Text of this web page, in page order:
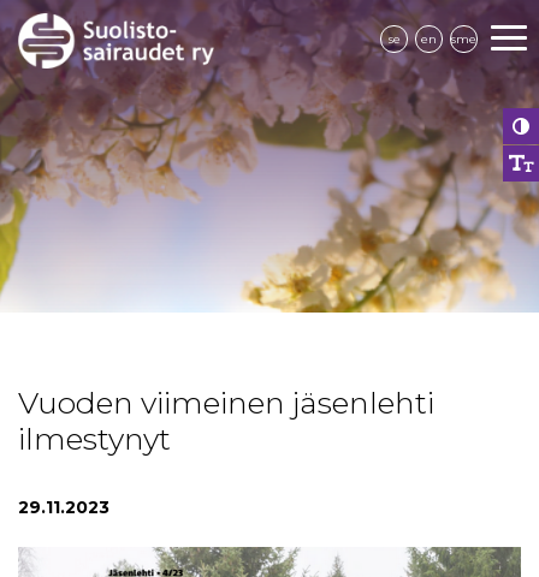
se en sme
Vuoden viimeinen jäsenlehti
ilmestynyt
29.11.2023